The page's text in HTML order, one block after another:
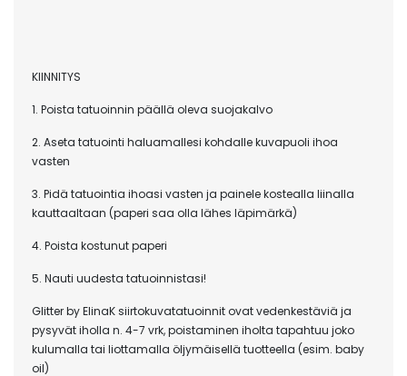
KIINNITYS
1. Poista tatuoinnin päällä oleva suojakalvo
2. Aseta tatuointi haluamallesi kohdalle kuvapuoli ihoa
vasten
3. Pidä tatuointia ihoasi vasten ja painele kostealla liinalla
kauttaaltaan (paperi saa olla lähes läpimärkä)
4. Poista kostunut paperi
5. Nauti uudesta tatuoinnistasi!
Glitter by ElinaK siirtokuvatatuoinnit ovat vedenkestäviä ja
pysyvät iholla n. 4-7 vrk, poistaminen iholta tapahtuu joko
kulumalla tai liottamalla öljymäisellä tuotteella (esim. baby
oil)